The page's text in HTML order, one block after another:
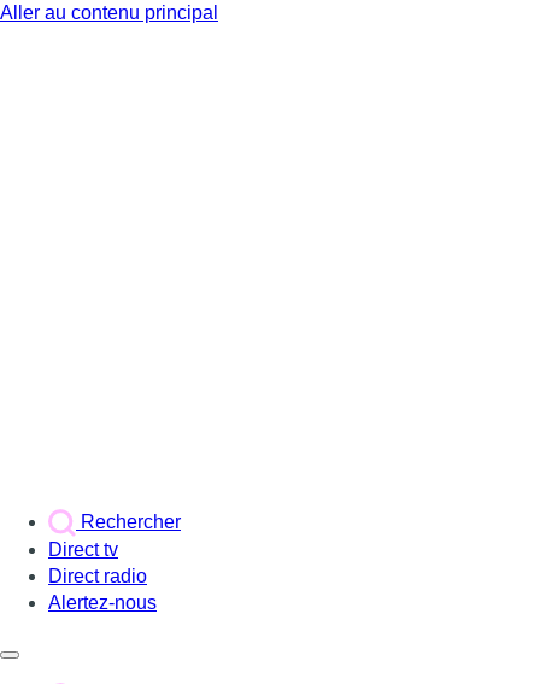
Aller au contenu principal
Rechercher
Direct tv
Direct radio
Alertez-nous